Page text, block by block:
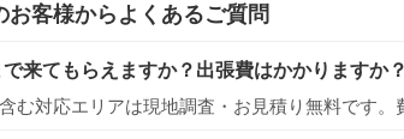
お客様からよくあるご質問
来てもらえますか？出張費はかかりますか？
む対応エリアは現地調査・お見積り無料です